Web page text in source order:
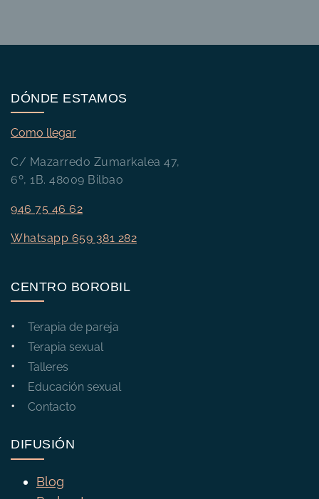
DÓNDE ESTAMOS
Como llegar
C/ Mazarredo Zumarkalea 47,
6º, 1B. 48009 Bilbao
946 75 46 62
Whatsapp 659 381 282
CENTRO BOROBIL
Terapia de pareja
Terapia sexual
Talleres
Educación sexual
Contacto
DIFUSIÓN
Blog